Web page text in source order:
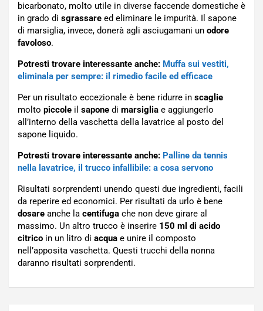
bicarbonato, molto utile in diverse faccende domestiche è
in grado di sgrassare ed eliminare le impurità. Il sapone
di marsiglia, invece, donerà agli asciugamani un odore
favoloso.
Potresti trovare interessante anche: Muffa sui vestiti,
eliminala per sempre: il rimedio facile ed efficace
Per un risultato eccezionale è bene ridurre in scaglie
molto piccole il sapone di marsiglia e aggiungerlo
all’interno della vaschetta della lavatrice al posto del
sapone liquido.
Potresti trovare interessante anche: Palline da tennis
nella lavatrice, il trucco infallibile: a cosa servono
Risultati sorprendenti unendo questi due ingredienti, facili
da reperire ed economici. Per risultati da urlo è bene
dosare anche la centifuga che non deve girare al
massimo. Un altro trucco è inserire 150 ml di acido
citrico in un litro di acqua e unire il composto
nell’apposita vaschetta. Questi trucchi della nonna
daranno risultati sorprendenti.